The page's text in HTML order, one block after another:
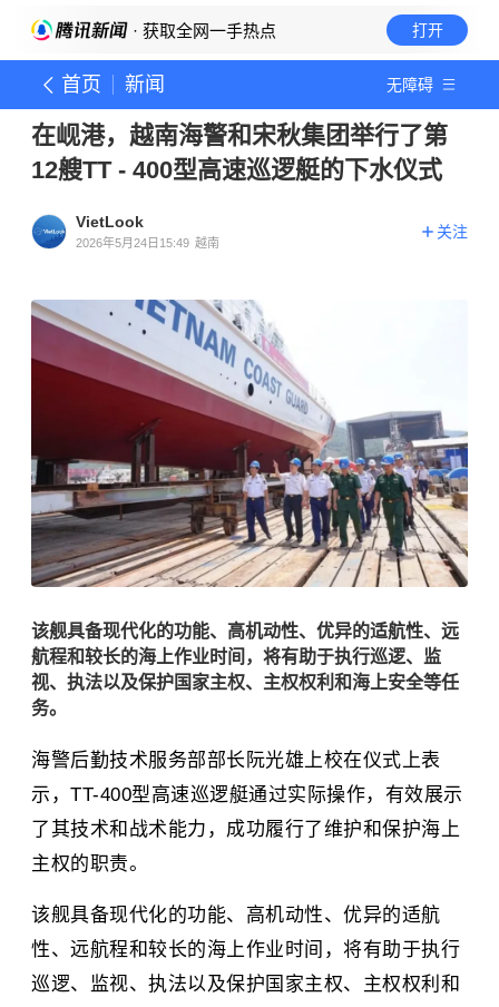
· 获取全网一手热点 打开
首页 新闻 无障碍
在岘港，越南海警和宋秋集团举行了第
12艘TT - 400型高速巡逻艇的下水仪式
VietLook
2026年5月24日15:49 越南
关注
该舰具备现代化的功能、高机动性、优异的适航性、远
航程和较长的海上作业时间，将有助于执行巡逻、监
视、执法以及保护国家主权、主权权利和海上安全等任
务。
海警后勤技术服务部部长阮光雄上校在仪式上表
示，TT-400型高速巡逻艇通过实际操作，有效展示
了其技术和战术能力，成功履行了维护和保护海上
主权的职责。
该舰具备现代化的功能、高机动性、优异的适航
性、远航程和较长的海上作业时间，将有助于执行
巡逻、监视、执法以及保护国家主权、主权权利和